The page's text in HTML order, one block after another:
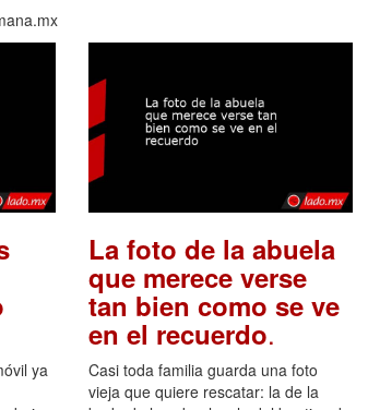
ya
La foto de la abuela
que merece verse
tan bien como se ve
en el recuerdo.
Casi toda familia guarda una foto
vieja que quiere rescatar: la de la